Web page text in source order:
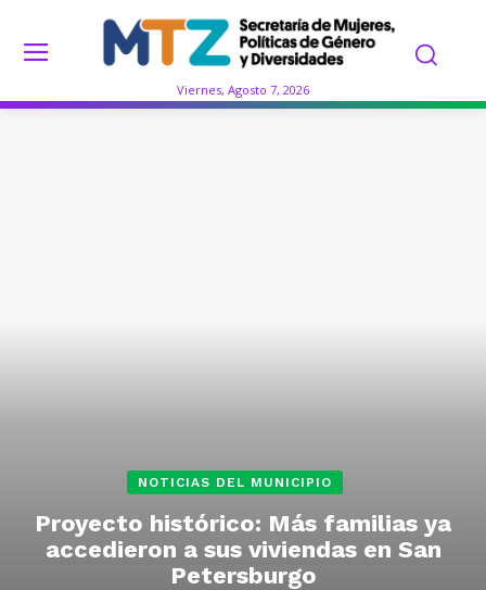
Viernes, Agosto 7, 2026
NOTICIAS DEL MUNICIPIO
Proyecto histórico: Más familias ya
accedieron a sus viviendas en San
Petersburgo